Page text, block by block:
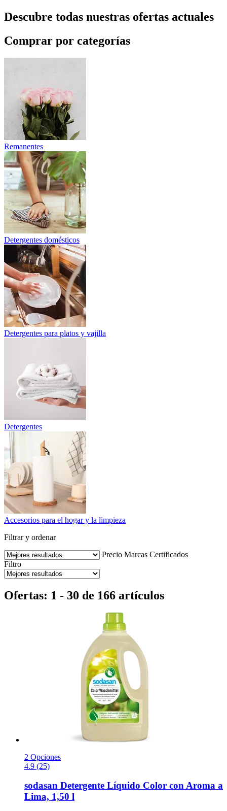
Descubre todas nuestras ofertas actuales
Comprar por categorías
Remanentes
Detergentes domésticos
Detergentes para platos y vajilla
Detergentes
Accesorios para el hogar y la limpieza
Filtrar y ordenar
Precio Marcas Certificados
Filtro
Ofertas: 1 - 30 de 166 artículos
2 Opciones
4.9 (25)
sodasan Detergente Líquido Color con Aroma a
Lima, 1,50 l